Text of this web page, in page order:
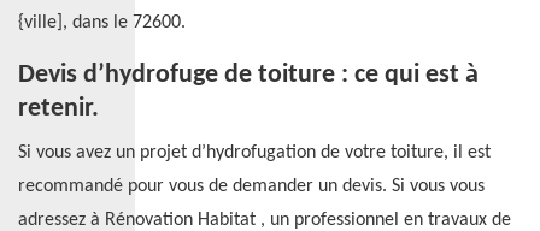
{ville], dans le 72600.
Devis d’hydrofuge de toiture : ce qui est à
retenir.
Si vous avez un projet d’hydrofugation de votre toiture, il est
recommandé pour vous de demander un devis. Si vous vous
adressez à Rénovation Habitat , un professionnel en travaux de